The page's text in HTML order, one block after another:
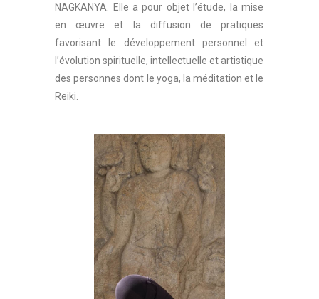
NAGKANYA. Elle a pour objet l’étude, la mise
en œuvre et la diffusion de pratiques
favorisant le développement personnel et
l’évolution spirituelle, intellectuelle et artistique
des personnes dont le yoga, la méditation et le
Reiki.